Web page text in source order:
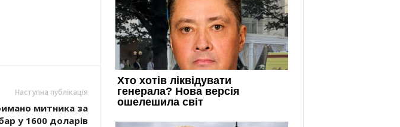
Наступна публікація
митника за
у 1600 доларів